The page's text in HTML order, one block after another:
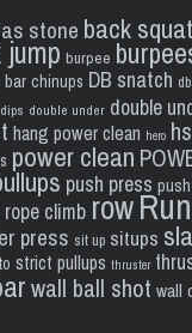
stone back squat
jump burpee
bar chinups DB snatch
dips double under double
hang power clean hero
power clean
push press
rope climb rowRun
press sit up situps
strict pullups thruster
wall ball shot wall